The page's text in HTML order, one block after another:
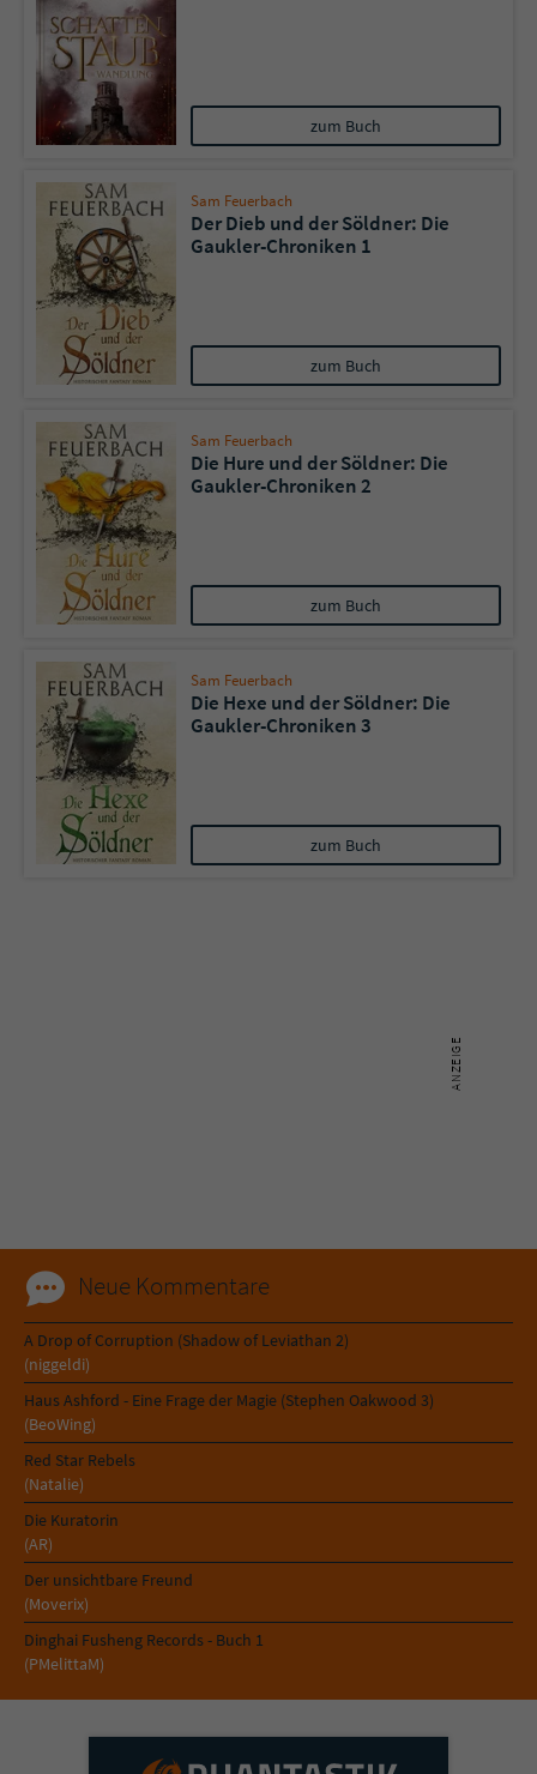
zum Buch
Sam Feuerbach
Der Dieb und der Söldner: Die
Gaukler-Chroniken 1
zum Buch
Sam Feuerbach
Die Hure und der Söldner: Die
Gaukler-Chroniken 2
zum Buch
Sam Feuerbach
Die Hexe und der Söldner: Die
Gaukler-Chroniken 3
zum Buch
Neue Kommentare
A Drop of Corruption (Shadow of Leviathan 2)
(niggeldi)
Haus Ashford - Eine Frage der Magie (Stephen Oakwood 3)
(BeoWing)
Red Star Rebels
(Natalie)
Die Kuratorin
(AR)
Der unsichtbare Freund
(Moverix)
Dinghai Fusheng Records - Buch 1
(PMelittaM)